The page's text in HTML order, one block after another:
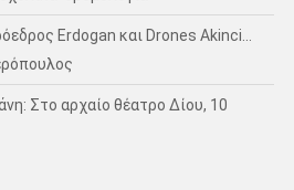
Erdogan και Drones Akinci…
Στο αρχαίο θέατρο Δίου, 10